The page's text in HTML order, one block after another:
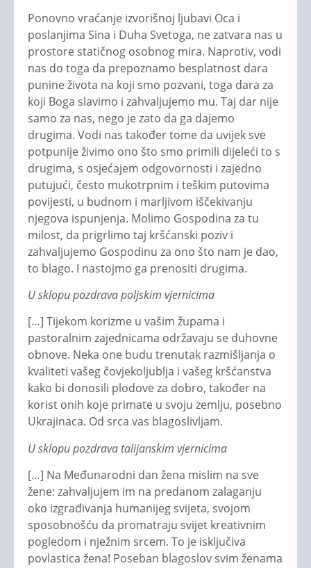
Ponovno vraćanje izvorišnoj ljubavi Oca i
poslanjima Sina i Duha Svetoga, ne zatvara nas u
prostore statičnog osobnog mira. Naprotiv, vodi
nas do toga da prepoznamo besplatnost dara
punine života na koji smo pozvani, toga dara za
koji Boga slavimo i zahvaljujemo mu. Taj dar nije
samo za nas, nego je zato da ga dajemo
drugima. Vodi nas također tome da uvijek sve
potpunije živimo ono što smo primili dijeleći to s
drugima, s osjećajem odgovornosti i zajedno
putujući, često mukotrpnim i teškim putovima
povijesti, u budnom i marljivom iščekivanju
njegova ispunjenja. Molimo Gospodina za tu
milost, da prigrlimo taj kršćanski poziv i
zahvaljujemo Gospodinu za ono što nam je dao,
to blago. I nastojmo ga prenositi drugima.
U sklopu pozdrava poljskim vjernicima
[…] Tijekom korizme u vašim župama i
pastoralnim zajednicama održavaju se duhovne
obnove. Neka one budu trenutak razmišljanja o
kvaliteti vašeg čovjekoljublja i vašeg kršćanstva
kako bi donosili plodove za dobro, također na
korist onih koje primate u svoju zemlju, posebno
Ukrajinaca. Od srca vas blagoslivljam.
U sklopu pozdrava talijanskim vjernicima
[…] Na Međunarodni dan žena mislim na sve
žene: zahvaljujem im na predanom zalaganju
oko izgrađivanja humanijeg svijeta, svojom
sposobnošću da promatraju svijet kreativnim
pogledom i nježnim srcem. To je isključiva
povlastica žena! Poseban blagoslov svim ženama